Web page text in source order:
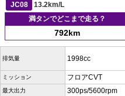
JC08
13.2km/L
満タンでどこまで走る？
792km
排気量 1998cc
ミッション フロアCVT
最大出力 300ps/5600rpm